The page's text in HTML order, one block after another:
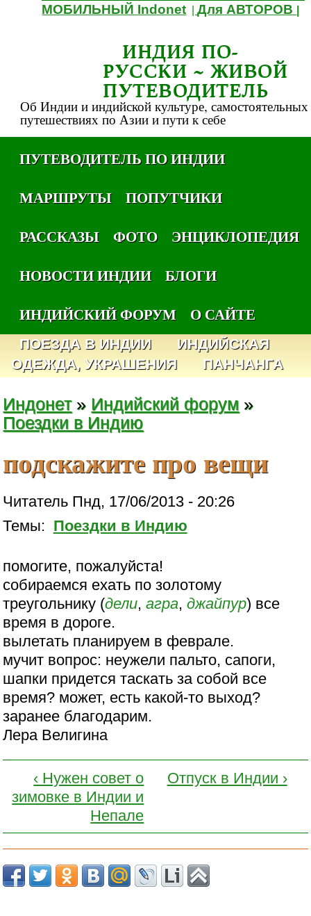
МОБИЛЬНЫЙ Indonet |Для АВТОРОВ
ИНДИЯ ПО-
РУССКИ ~ ЖИВОЙ
ПУТЕВОДИТЕЛЬ
Об Индии и индийской культуре, самостоятельных
путешествиях по Азии и пути к себе
ПУТЕВОДИТЕЛЬ ПО ИНДИИ
МАРШРУТЫ
ПОПУТЧИКИ
РАССКАЗЫ
ФОТО
ЭНЦИКЛОПЕДИЯ
НОВОСТИ ИНДИИ
БЛОГИ
ИНДИЙСКИЙ ФОРУМ
О САЙТЕ
ПОЕЗДА В ИНДИИ
ИНДИЙСКАЯ
ОДЕЖДА, УКРАШЕНИЯ
ПАНЧАНГА
Индонет» Индийский форум »
Поездки в Индию
подскажите про вещи
Читатель Пнд, 17/06/2013 - 20:26
Темы: Поездки в Индию
помогите, пожалуйста!
собираемся ехать по золотому
треугольнику (дели,агра,джайпур) все
время в дороге.
вылетать планируем в феврале.
мучит вопрос: неужели пальто, сапоги,
шапки придется таскать за собой все
время? может, есть какой-то выход?
заранее благодарим.
Лера Велигина
‹ Нужен совет о
зимовке в Индии и
Непале
Отпуск в Индии ›